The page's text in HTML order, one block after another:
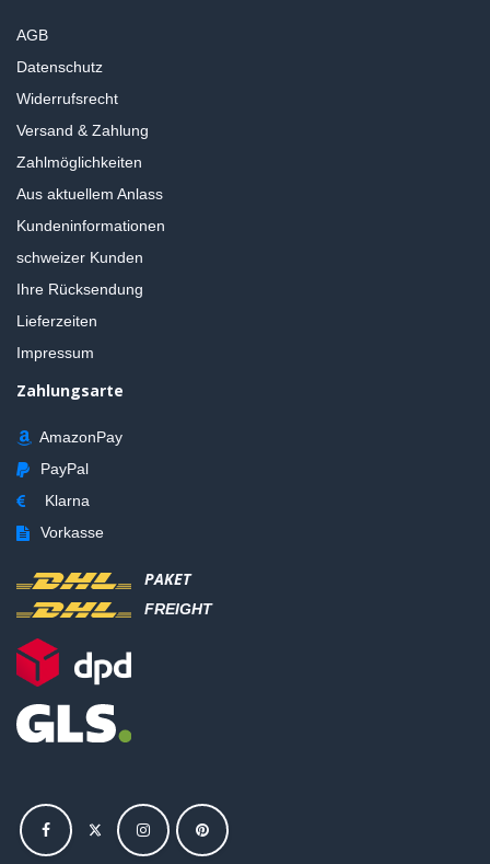
AGB
Datenschutz
Widerrufsrecht
Versand & Zahlung
Zahlmöglichkeiten
Aus aktuellem Anlass
Kundeninformationen
schweizer Kunden
Ihre Rücksendung
Lieferzeiten
Impressum
Zahlungsarte
AmazonPay
PayPal
Klarna
Vorkasse
PAKET
FREIGHT